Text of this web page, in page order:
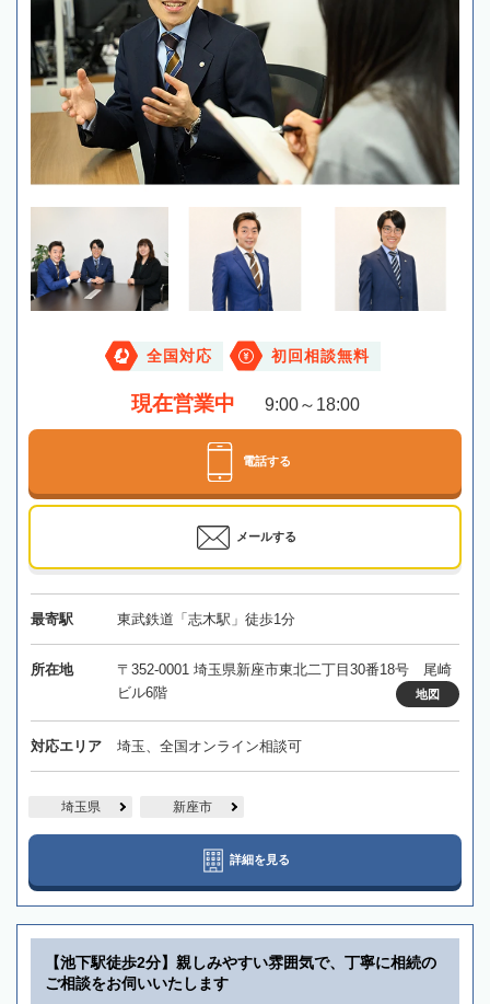
全国対応 初回相談無料
現在営業中 9:00～18:00
電話する
メールする
最寄駅 東武鉄道「志木駅」徒歩1分
所在地
〒352-0001 埼玉県新座市東北二丁目30番18号 尾崎
ビル6階
地図
対応エリア 埼玉、全国オンライン相談可
埼玉県 新座市
詳細を見る
【池下駅徒歩2分】親しみやすい雰囲気で、丁寧に相続の
ご相談をお伺いいたします